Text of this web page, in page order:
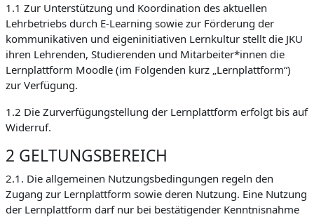
1.1 Zur Unterstützung und Koordination des aktuellen
Lehrbetriebs durch E-Learning sowie zur Förderung der
kommunikativen und eigeninitiativen Lernkultur stellt die JKU
ihren Lehrenden, Studierenden und Mitarbeiter*innen die
Lernplattform Moodle (im Folgenden kurz „Lernplattform“)
zur Verfügung.
1.2 Die Zurverfügungstellung der Lernplattform erfolgt bis auf
Widerruf.
2 GELTUNGSBEREICH
2.1. Die allgemeinen Nutzungsbedingungen regeln den
Zugang zur Lernplattform sowie deren Nutzung. Eine Nutzung
der Lernplattform darf nur bei bestätigender Kenntnisnahme